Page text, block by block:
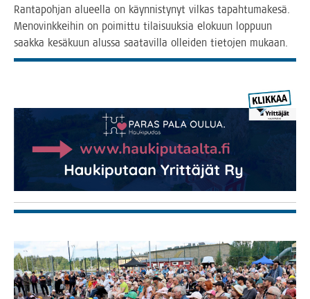
Ran­ta­poh­jan alu­eel­la on käyn­nis­ty­nyt vil­kas tapah­tu­ma­ke­sä.
Meno­vink­kei­hin on poi­mit­tu tilai­suuk­sia elo­kuun lop­puun
saak­ka kesä­kuun alus­sa saa­ta­vil­la ollei­den tie­to­jen mukaan.